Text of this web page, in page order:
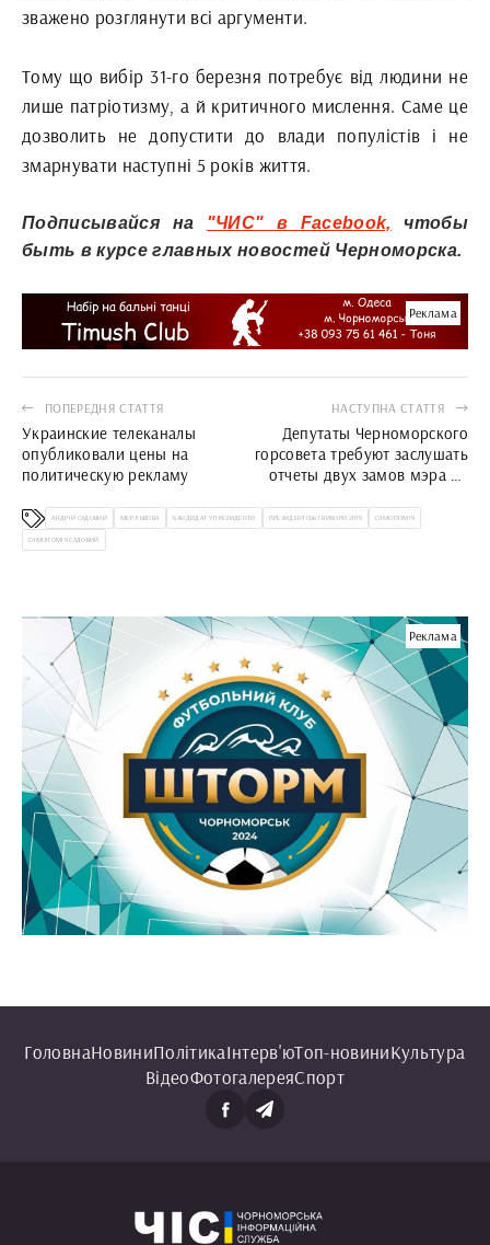
зважено розглянути всі аргументи.
Тому що вибір 31-го березня потребує від людини не
лише патріотизму, а й критичного мислення. Саме це
дозволить не допустити до влади популістів і не
змарнувати наступні 5 років життя.
Подписывайся на "ЧИС" в Facebook,
чтобы
быть в курсе главных новостей Черноморска.
Реклама
ПОПЕРЕДНЯ СТАТТЯ
Украинские телеканалы
опубликовали цены на
политическую рекламу
НАСТУПНА СТАТТЯ
Депутаты Черноморского
горсовета требуют заслушать
отчеты двух замов мэра на
АНДРІЙ САДОВИЙ МЕР ЛЬВОВА КАНДИДАТ У ПРЕЗИДЕНТИ ПРЕЗИДЕНТСЬКІ ВИБОРИ 2019 САМОПОМІЧ
САМОПОМІЧ САДОВИЙ
Реклама
ГоловнаНовиниПолітикаІнтерв'юТоп-новиниКультура
ВідеоФотогалереяСпорт